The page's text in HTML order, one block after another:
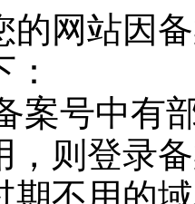
的网站因
案号中有
，则登录